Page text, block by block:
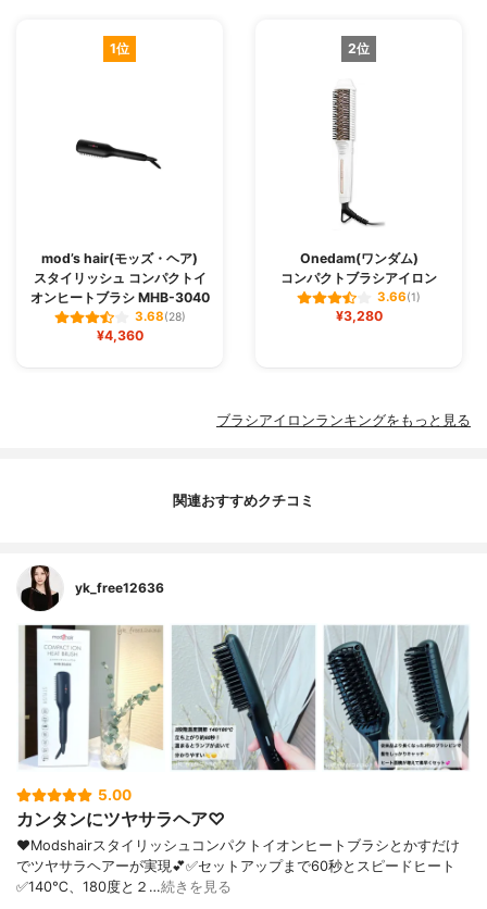
1位
mod’s hair(モッズ・ヘア)
スタイリッシュ コンパクトイ
オンヒートブラシ MHB-3040
3.68(28)
¥4,360
2位
Onedam(ワンダム)
コンパクトブラシアイロン
3.66(1)
¥3,280
ブラシアイロンランキングをもっと見る
関連おすすめクチコミ
yk_free12636
5.00
カンタンにツヤサラヘア♡
❤︎Modshairスタイリッシュコンパクトイオンヒートブラシとかすだけ
でツヤサラヘアーが実現💕✅セットアップまで60秒とスピードヒート
✅140℃、180度と２…続きを見る